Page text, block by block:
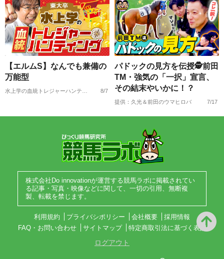
【エルムS】なんでも兼備の
万能型
8/7
パドックの見方を伝授🕵前田
TM・強気の「一択」宣言、
その結末やいかに！？
提供：久光＆前田のウマヒロバ 7/17
株式会社Do innovationが運営する競馬ラボに掲載されてい
る記事・写真・映像などに関して、一切の引用、無断複
製、転載を禁じます。
利用規約 プライバシポリシー 会社概要
採用情報
FAQ・お問い合わせ
サイトマップ 特定商取引法に基づく表記
ログアウト